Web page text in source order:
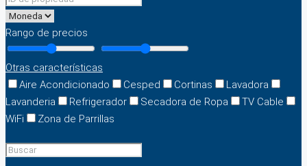
Rango de precios
Otras características
Aire Acondicionado
Cesped Cortinas
Lavadora
Lavanderia
Refrigerador Secadora de Ropa
TV Cable
WiFi
Zona de Parrillas